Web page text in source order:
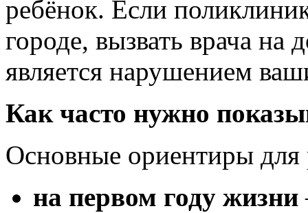
ребёнок. Если
городе, вызвать врача
является нарушением
Как часто нужно
Основные ориентиры для
на первом году жизни